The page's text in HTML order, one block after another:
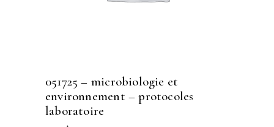
051725 – microbiologie et
environnement – protocoles
laboratoire